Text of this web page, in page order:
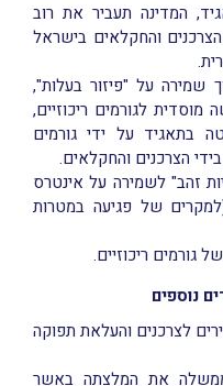
המדינה תעביר את רוב
הצרכנים והחקלאים בישראל
שמירה על "פיזור בעלות",
לגורמים ריכוזיים,
בתאגיד על ידי גורמים
הצרכנים והחקלאים.
זהב" לשמירה על אינטרס
(למקרים של פגיעה במטרות
גורמים ריכוזיים.
נוספים
לצרכנים והעלאת תפוקה
את המלצתה באשר